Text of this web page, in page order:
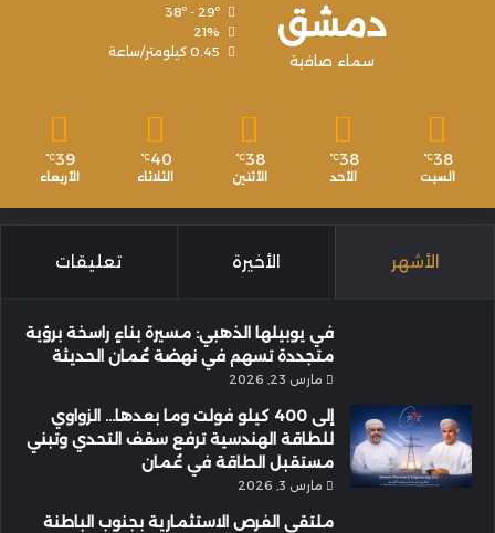
دمشق
سماء صافية
21%
0.45 كيلومتر/ساعة
38
℃
السبت
38
℃
الأحد
38
℃
الأثنين
40
℃
الثلاثاء
39
℃
الأربعاء
الأشهر الأخيرة تعليقات
في يوبيلها الذهبي: مسيرة بناءٍ راسخة برؤية
متجددة تسهم في نهضة عُمان الحديثة
مارس 23, 2026
إلى 400 كيلو فولت وما بعدها… الزواوي
للطاقة الهندسية ترفع سقف التحدي وتبني
مستقبل الطاقة في عُمان
مارس 3, 2026
ملتقى الفرص الاستثمارية بجنوب الباطنة